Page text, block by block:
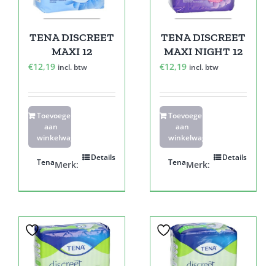
TENA DISCREET
MAXI 12
€12,19 incl. btw
Toevoegen
aan
winkelwagen
Details
Merk:
Tena
TENA DISCREET
MAXI NIGHT 12
€12,19 incl. btw
Toevoegen
aan
winkelwagen
Details
Merk:
Tena